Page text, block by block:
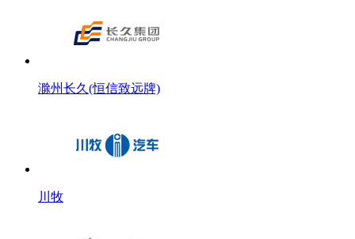
滁州长久(恒信致远牌)
川牧